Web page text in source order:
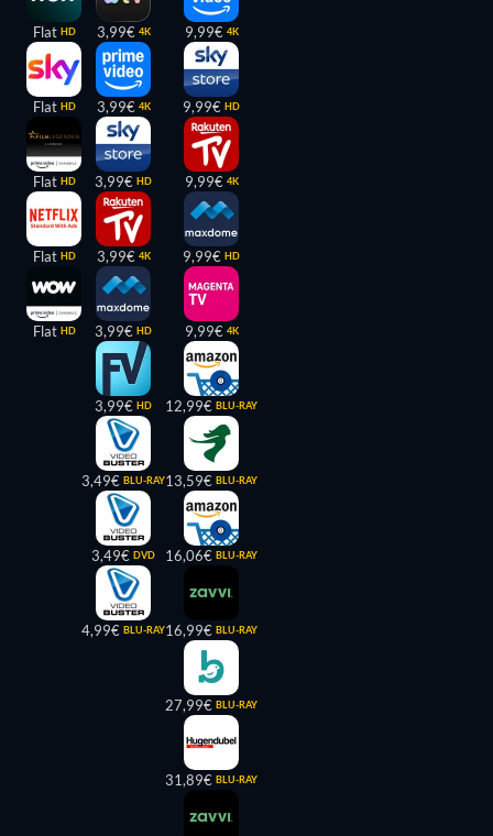
Flat HD
Flat HD
Flat HD
Flat HD
Flat HD
3,99€ 4K
3,99€ 4K
3,99€ HD
3,99€ 4K
3,99€ HD
3,99€ HD
3,49€ BLU-RAY
3,49€ DVD
4,99€ BLU-RAY
9,99€ 4K
9,99€ HD
9,99€ 4K
9,99€ HD
9,99€ 4K
12,99€ BLU-RAY
13,59€ BLU-RAY
16,06€ BLU-RAY
16,99€ BLU-RAY
27,99€ BLU-RAY
31,89€ BLU-RAY